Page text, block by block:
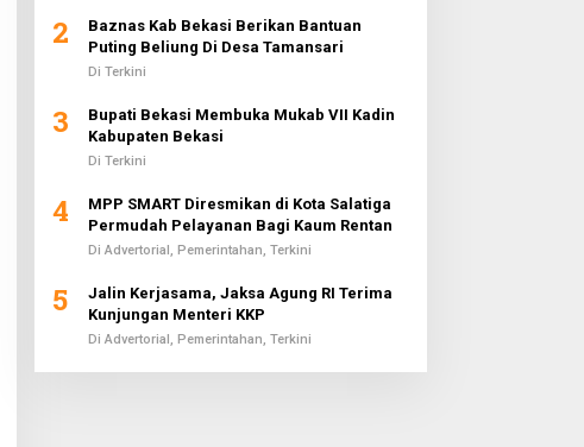
2
Baznas Kab Bekasi Berikan Bantuan
Puting Beliung Di Desa Tamansari
Di Terkini
3
Bupati Bekasi Membuka Mukab VII Kadin
Kabupaten Bekasi
Di Terkini
4
MPP SMART Diresmikan di Kota Salatiga
Permudah Pelayanan Bagi Kaum Rentan
Di Advertorial, Pemerintahan, Terkini
5
Jalin Kerjasama, Jaksa Agung RI Terima
Kunjungan Menteri KKP
Di Advertorial, Pemerintahan, Terkini